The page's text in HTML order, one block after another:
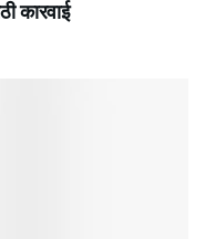
कारवाई